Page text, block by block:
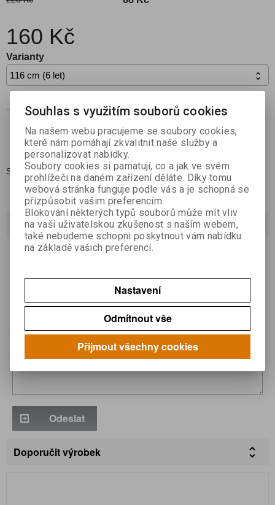
160 Kč
Varianty

Koupit
Přidat do oblíbených
Skladem:1
Dotaz na výrobek
Váš email *
Váš dotaz *
Odeslat
Doporučit výrobek
Souhlas s využitím souborů cookies
Na našem webu pracujeme se soubory cookies,
které nám pomáhají zkvalitnit naše služby a
personalizovat nabídky.
Soubory cookies si pamatují, co a jak ve svém
prohlížeči na daném zařízení děláte. Díky tomu
webová stránka funguje podle vás a je schopná se
přizpůsobit vašim preferencím.
Blokování některých typů souborů může mít vliv
na vaši uživatelskou zkušenost s naším webem,
také nebudeme schopni poskytnout vám nabídku
na základě vašich preferencí.
Nastavení
Odmítnout vše
Přijmout všechny cookies